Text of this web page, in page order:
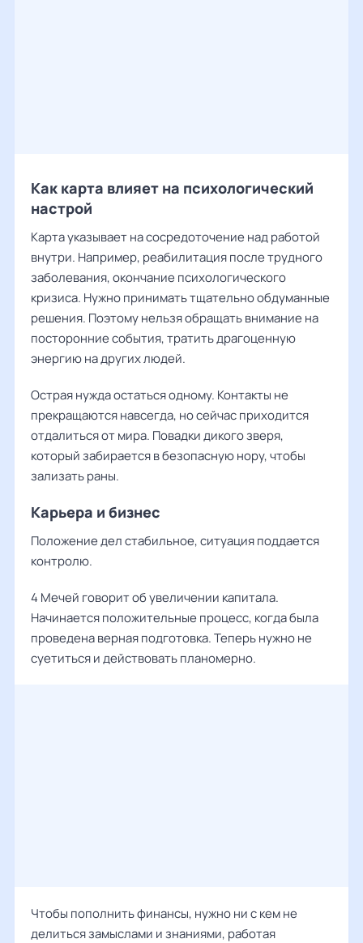
Как карта влияет на психологический
настрой
Карта указывает на сосредоточение над работой
внутри. Например, реабилитация после трудного
заболевания, окончание психологического
кризиса. Нужно принимать тщательно обдуманные
решения. Поэтому нельзя обращать внимание на
посторонние события, тратить драгоценную
энергию на других людей.
Острая нужда остаться одному. Контакты не
прекращаются навсегда, но сейчас приходится
отдалиться от мира. Повадки дикого зверя,
который забирается в безопасную нору, чтобы
зализать раны.
Карьера и бизнес
Положение дел стабильное, ситуация поддается
контролю.
4 Мечей говорит об увеличении капитала.
Начинается положительные процесс, когда была
проведена верная подготовка. Теперь нужно не
суетиться и действовать планомерно.
Чтобы пополнить финансы, нужно ни с кем не
делиться замыслами и знаниями, работая